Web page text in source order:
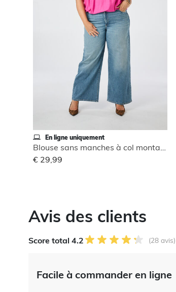
En ligne uniquement
Blouse sans manches à col montant
€ 29,99
Avis des clients
Score total 4.2 (28 avis)
Facile à commander en ligne